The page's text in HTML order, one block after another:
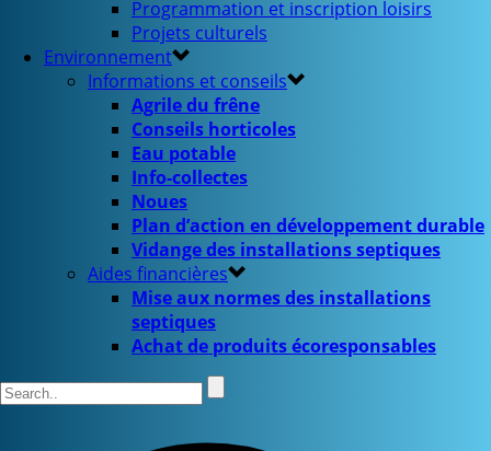
Programmation et inscription loisirs
Projets culturels
Environnement
Informations et conseils
Agrile du frêne
Conseils horticoles
Eau potable
Info-collectes
Noues
Plan d’action en développement durable
Vidange des installations septiques
Aides financières
Mise aux normes des installations
septiques
Achat de produits écoresponsables